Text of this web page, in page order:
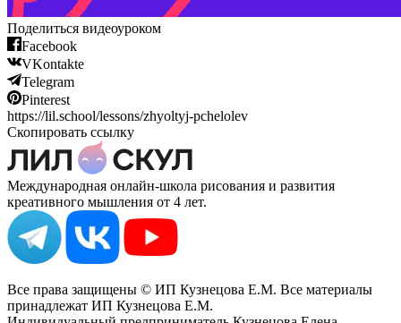
Поделиться видеоуроком
Facebook
VKontakte
Telegram
Pinterest
https://lil.school/lessons/zhyoltyj-pchelolev
Скопировать ссылку
Международная онлайн-школа рисования и развития
креативного мышления от 4 лет.
Все права защищены © ИП Кузнецова Е.М. Все материалы
принадлежат ИП Кузнецова Е.М.